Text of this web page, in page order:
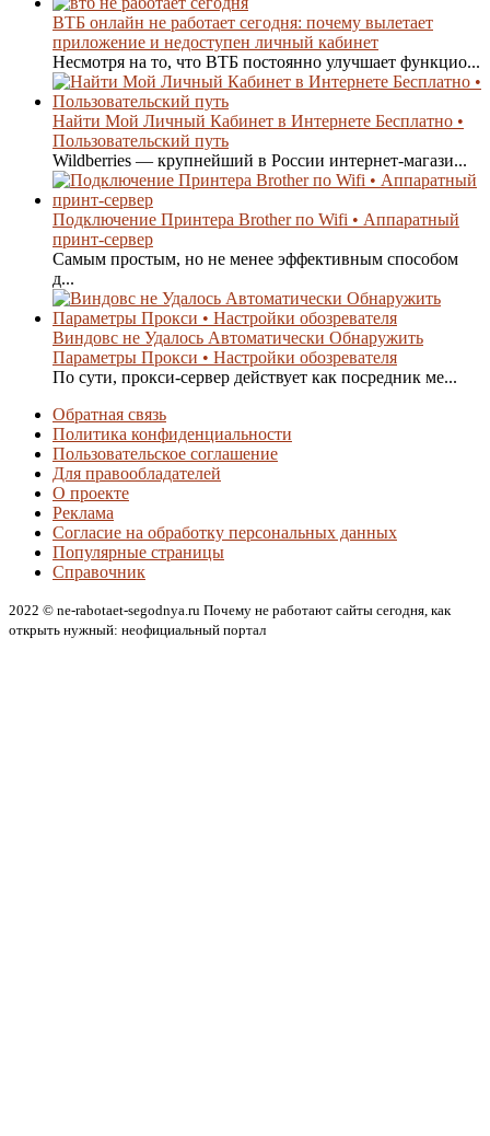
ВТБ онлайн не работает сегодня: почему вылетает
приложение и недоступен личный кабинет
Несмотря на то, что ВТБ постоянно улучшает функцио...
Найти Мой Личный Кабинет в Интернете Бесплатно •
Пользовательский путь
Wildberries — крупнейший в России интернет-магази...
Подключение Принтера Brother по Wifi • Аппаратный
принт-сервер
Самым простым, но не менее эффективным способом
д...
Виндовс не Удалось Автоматически Обнаружить
Параметры Прокси • Настройки обозревателя
По сути, прокси-сервер действует как посредник ме...
Обратная связь
Политика конфиденциальности
Пользовательское соглашение
Для правообладателей
О проекте
Реклама
Согласие на обработку персональных данных
Популярные страницы
Справочник
2022 © ne-rabotaet-segodnya.ru Почему не работают сайты сегодня, как
открыть нужный: неофициальный портал